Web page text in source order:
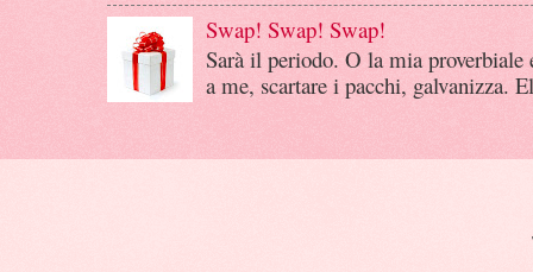
Swap! Swap! Swap!
Sarà il periodo. O la mia
a me, scartare i pacchi, galvanizza.